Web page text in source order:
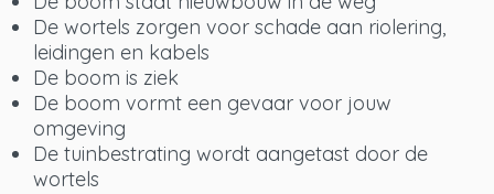
De wortels zorgen voor schade aan riolering,
leidingen en kabels
De boom is ziek
De boom vormt een gevaar voor jouw
omgeving
De tuinbestrating wordt aangetast door de
wortels